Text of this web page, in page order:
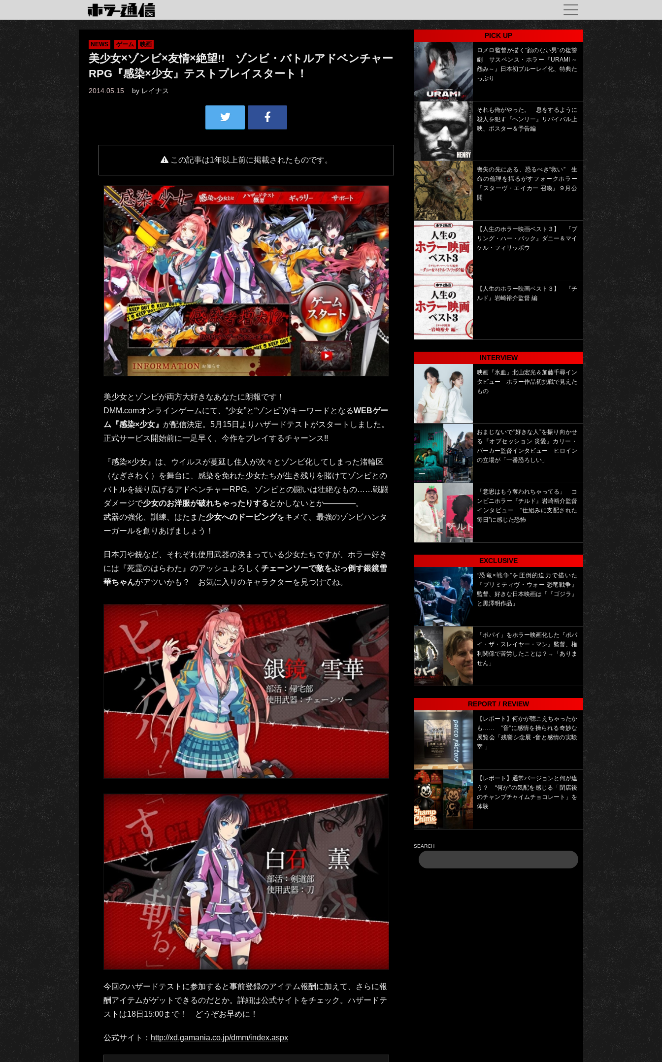
NEWS ゲーム 映画
美少女×ゾンビ×友情×絶望!! ゾンビ・バトルアドベンチャー
RPG『感染×少女』テストプレイスタート！
2014.05.15 by レイナス
この記事は1年以上前に掲載されたものです。
美少女とゾンビが両方大好きなあなたに朗報です！
DMM.comオンラインゲームにて、“少女”と“ゾンビ”がキーワードとなるWEBゲー
ム『感染×少女』 が配信決定。5月15日よりハザードテストがスタートしました。
正式サービス開始前に一足早く、今作をプレイするチャーンス!!
『感染×少女』は、ウイルスが蔓延し住人が次々とゾンビ化してしまった渚輪区
（なぎさわく）を舞台に、感染を免れた少女たちが生き残りを賭けてゾンビとの
バトルを繰り広げるアドベンチャーRPG。ゾンビとの闘いは壮絶なもの……戦闘
ダメージで少女のお洋服が破れちゃったりするとかしないとか――――。
武器の強化、訓練、はたまた少女へのドーピングをキメて、最強のゾンビハンタ
ーガールを創りあげましょう！
日本刀や銃など、それぞれ使用武器の決まっている少女たちですが、ホラー好き
には『死霊のはらわた』のアッシュよろしく チェーンソーで敵をぶっ倒す銀鏡雪
華ちゃんがアツいかも？ お気に入りのキャラクターを見つけてね。
今回のハザードテストに参加すると事前登録のアイテム報酬に加えて、さらに報
酬アイテムがゲットできるのだとか。詳細は公式サイトをチェック。ハザードテ
ストは18日15:00まで！ どうぞお早めに！
公式サイト： http://xd.gamania.co.jp/dmm/index.aspx
PICK UP
ロメロ監督が描く“顔のない男”の復讐
劇 サスペンス・ホラー『URAMI ～
怨み～』日本初ブルーレイ化、特典た
っぷり
それも俺がやった。 息をするように
殺人を犯す『ヘンリー』リバイバル上
映、ポスター＆予告編
喪失の先にある、恐るべき“救い” 生
命の倫理を揺るがすフォークホラー
『スターヴ・エイカー 召喚』９月公
開
【人生のホラー映画ベスト３】 『ブ
リング・ハー・バック』ダニー＆マイ
ケル・フィリッポウ
【人生のホラー映画ベスト３】 『チ
ルド』岩崎裕介監督 編
INTERVIEW
映画『氷血』北山宏光＆加藤千尋イン
タビュー ホラー作品初挑戦で見えた
もの
おまじないで“好きな人”を振り向かせ
る『オブセッション 災愛』カリー・
バーカー監督インタビュー ヒロイン
の立場が「一番恐ろしい」
「意思はもう奪われちゃってる」 コ
ンビニホラー『チルド』岩崎裕介監督
インタビュー “仕組みに支配された
毎日”に感じた恐怖
EXCLUSIVE
“恐竜×戦争”を圧倒的迫力で描いた
『プリミティヴ・ウォー 恐竜戦争』
監督、好きな日本映画は「『ゴジラ』
と黒澤明作品」
「ポパイ」をホラー映画化した『ポパ
イ・ザ・スレイヤー・マン』監督、権
利関係で苦労したことは？→「ありま
せん」
REPORT / REVIEW
【レポート】何かが聴こえちゃったか
も…… “音”に感情を操られる奇妙な
展覧会「残響シ念展 -⾳と感情の実験
室-」
【レポート】通常バージョンと何が違
う？ “何か”の気配を感じる「閉店後
のチャンプチャイムチョコレート」を
体験
SEARCH